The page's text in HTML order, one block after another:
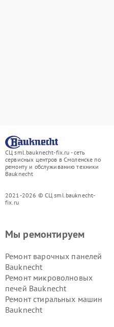
СЦ sml.bauknecht-fix.ru - сеть
сервисных центров в Смоленске по
ремонту и обслуживанию техники
Bauknecht
2021-2026 © СЦ sml.bauknecht-
fix.ru
Мы ремонтируем
Ремонт варочных панелей
Bauknecht
Ремонт микроволновых
печей Bauknecht
Ремонт стиральных машин
Bauknecht